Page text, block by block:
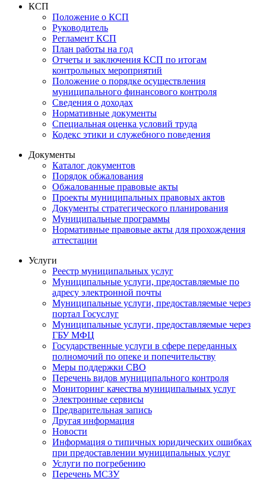
КСП
Положение о КСП
Руководитель
Регламент КСП
План работы на год
Отчеты и заключения КСП по итогам
контрольных мероприятий
Положение о порядке осуществления
муниципального финансового контроля
Сведения о доходах
Нормативные документы
Специальная оценка условий труда
Кодекс этики и служебного поведения
Документы
Каталог документов
Порядок обжалования
Обжалованные правовые акты
Проекты муниципальных правовых актов
Документы стратегического планирования
Муниципальные программы
Нормативные правовые акты для прохождения
аттестации
Услуги
Реестр муниципальных услуг
Муниципальные услуги, предоставляемые по
адресу электронной почты
Муниципальные услуги, предоставляемые через
портал Госуслуг
Муниципальные услуги, предоставляемые через
ГБУ МФЦ
Государственные услуги в сфере переданных
полномочий по опеке и попечительству
Меры поддержки СВО
Перечень видов муниципального контроля
Мониторинг качества муниципальных услуг
Электронные сервисы
Предварительная запись
Другая информация
Новости
Информация о типичных юридических ошибках
при предоставлении муниципальных услуг
Услуги по погребению
Перечень МСЗУ